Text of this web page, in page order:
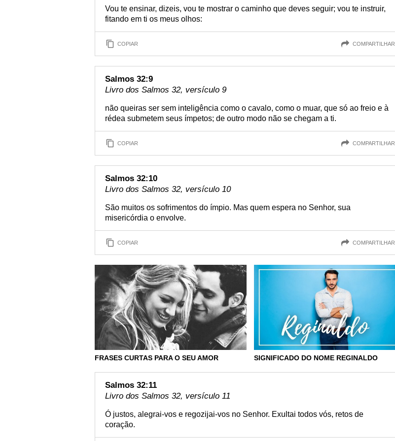
Vou te ensinar, dizeis, vou te mostrar o caminho que deves seguir; vou te instruir,
fitando em ti os meus olhos:
COPIAR COMPARTILHAR
Salmos 32:9
Livro dos Salmos 32, versículo 9
não queiras ser sem inteligência como o cavalo, como o muar, que só ao freio e à
rédea submetem seus ímpetos; de outro modo não se chegam a ti.
COPIAR COMPARTILHAR
Salmos 32:10
Livro dos Salmos 32, versículo 10
São muitos os sofrimentos do ímpio. Mas quem espera no Senhor, sua
misericórdia o envolve.
COPIAR COMPARTILHAR
FRASES CURTAS PARA O SEU AMOR SIGNIFICADO DO NOME REGINALDO
Salmos 32:11
Livro dos Salmos 32, versículo 11
Ó justos, alegrai-vos e regozijai-vos no Senhor. Exultai todos vós, retos de
coração.